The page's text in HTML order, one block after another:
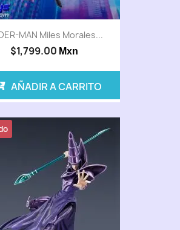
MAN Miles Morales...
$1,799.00 Mxn
AÑADIR A CARRITO